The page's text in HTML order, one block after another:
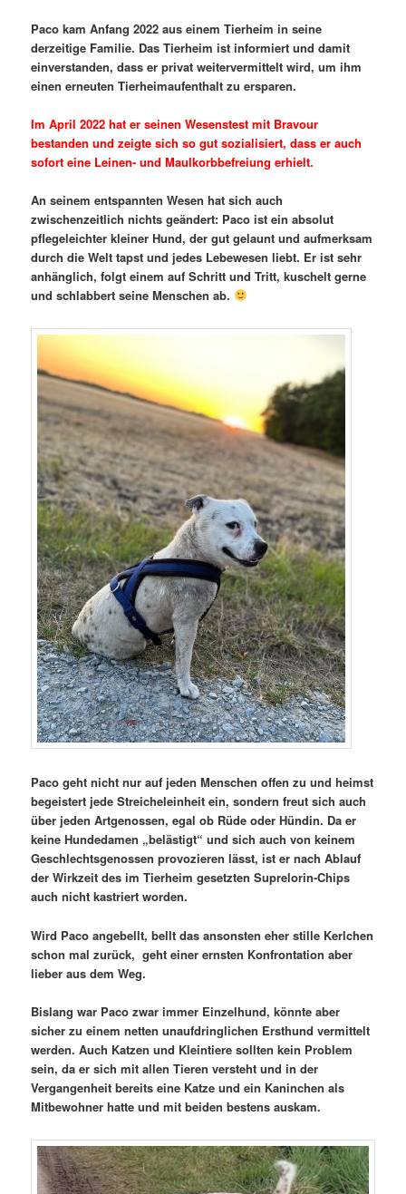
Paco kam Anfang 2022 aus einem Tierheim in seine
derzeitige Familie. Das Tierheim ist informiert und damit
einverstanden, dass er privat weitervermittelt wird, um ihm
einen erneuten Tierheimaufenthalt zu ersparen.
Im April 2022 hat er seinen Wesenstest mit Bravour
bestanden und zeigte sich so gut sozialisiert, dass er auch
sofort eine Leinen- und Maulkorbbefreiung erhielt.
An seinem entspannten Wesen hat sich auch
zwischenzeitlich nichts geändert: Paco ist ein absolut
pflegeleichter kleiner Hund, der gut gelaunt und aufmerksam
durch die Welt tapst und jedes Lebewesen liebt. Er ist sehr
anhänglich, folgt einem auf Schritt und Tritt, kuschelt gerne
und schlabbert seine Menschen ab.
Paco geht nicht nur auf jeden Menschen offen zu und heimst
begeistert jede Streicheleinheit ein, sondern freut sich auch
über jeden Artgenossen, egal ob Rüde oder Hündin. Da er
keine Hundedamen „belästigt“ und sich auch von keinem
Geschlechtsgenossen provozieren lässt, ist er nach Ablauf
der Wirkzeit des im Tierheim gesetzten Suprelorin-Chips
auch nicht kastriert worden.
Wird Paco angebellt, bellt das ansonsten eher stille Kerlchen
schon mal zurück, geht einer ernsten Konfrontation aber
lieber aus dem Weg.
Bislang war Paco zwar immer Einzelhund, könnte aber
sicher zu einem netten unaufdringlichen Ersthund vermittelt
werden. Auch Katzen und Kleintiere sollten kein Problem
sein, da er sich mit allen Tieren versteht und in der
Vergangenheit bereits eine Katze und ein Kaninchen als
Mitbewohner hatte und mit beiden bestens auskam.